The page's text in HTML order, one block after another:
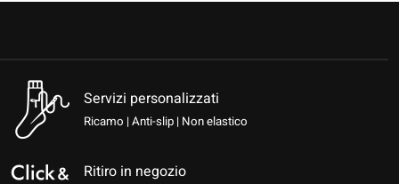
Servizi personalizzati
Ricamo | Anti-slip | Non elastico
Ritiro in negozio